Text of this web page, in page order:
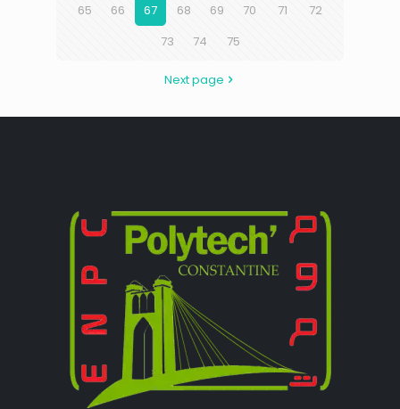
65
66 67 68 69 70 71
72
73
74 75
Next page